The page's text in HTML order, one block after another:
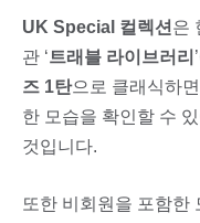
UK Special 컬렉션 은
관 ‘트래블 라이브러리
즈 1탄으로 클래식하
한 모습을 확인할 수
것입니다.
또한 비회원을 포함한